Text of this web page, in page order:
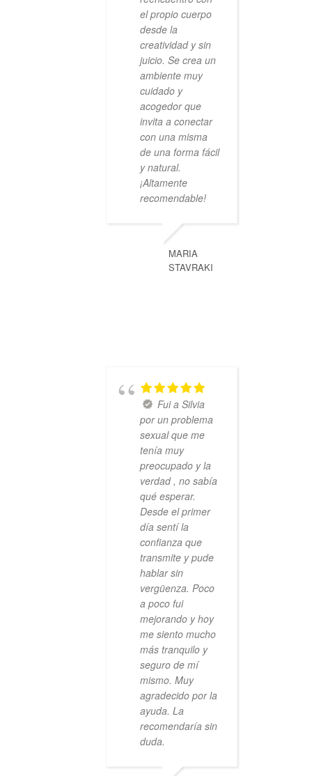
el propio cuerpo
desde la
creatividad y sin
juicio. Se crea un
ambiente muy
cuidado y
acogedor que
invita a conectar
con una misma
de una forma fácil
y natural.
¡Altamente
recomendable!
MARIA
STAVRAKI
Fui a Silvia
por un problema
sexual que me
tenía muy
preocupado y la
verdad , no sabía
qué esperar.
Desde el primer
día sentí la
confianza que
transmite y pude
hablar sin
vergüenza. Poco
a poco fui
mejorando y hoy
me siento mucho
más tranquilo y
seguro de mí
mismo. Muy
agradecido por la
ayuda. La
recomendaría sin
duda.